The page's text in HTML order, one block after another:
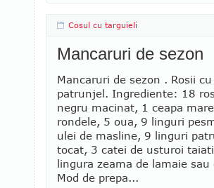
Cosul cu targuieli
Mancaruri de sezon
Mancaruri de sezon . Rosii
patrunjel. Ingrediente: 18
negru macinat, 1 ceapa
rondele, 5 oua, 9 linguri
ulei de masline, 9 linguri
tocat, 3 catei de usturoi
lingura zeama de lamaie
Mod de prepa...